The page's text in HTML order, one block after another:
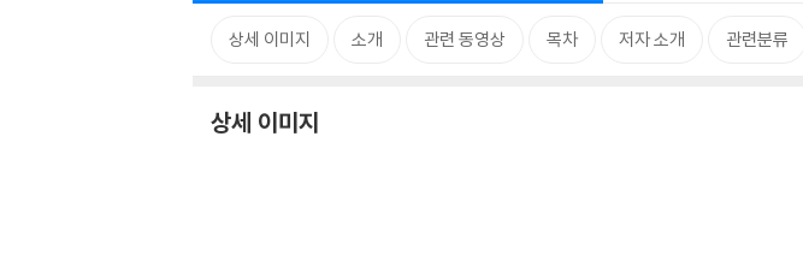
상세 이미지 소개 관련 동영상 목차 저자 소개 관련분류
상세 이미지